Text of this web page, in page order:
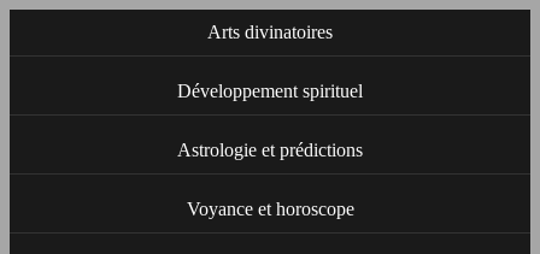
Arts divinatoires
Développement spirituel
Astrologie et prédictions
Voyance et horoscope